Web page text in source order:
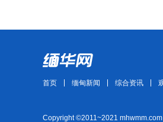
首页 缅甸新闻 综合资讯
Copyright ©2011~2021